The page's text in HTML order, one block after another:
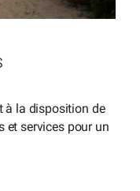
à la disposition de
et services pour un